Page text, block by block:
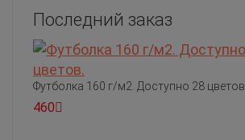
Последний заказ
Футболка 160 г/м2. Доступно 28 цветов.
460